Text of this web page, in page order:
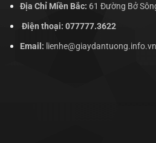
Địa Chỉ Miền Bắc: 61 Đường Bở
Điện thoại: 077777.3622
Email: lienhe@giaydantuong.info.vn